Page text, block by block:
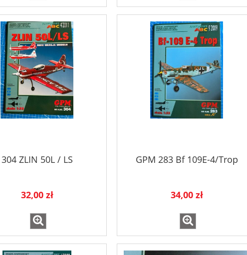
304 ZLIN 50L / LS
32,00 zł
GPM 283 Bf 109E-4/Trop
34,00 zł